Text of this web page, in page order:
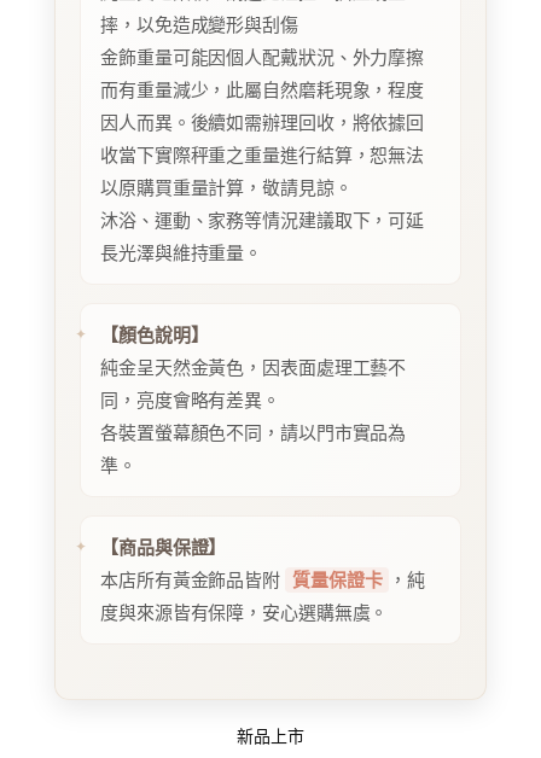
摔，以免造成變形與刮傷
金飾重量可能因個人配戴狀況、外力摩擦
而有重量減少，此屬自然磨耗現象，程度
因人而異。後續如需辦理回收，將依據回
收當下實際秤重之重量進行結算，恕無法
以原購買重量計算，敬請見諒。
沐浴、運動、家務等情況建議取下，可延
長光澤與維持重量。
【顏色說明】
純金呈天然金黃色，因表面處理工藝不
同，亮度會略有差異。
各裝置螢幕顏色不同，請以門市實品為
準。
【商品與保證】
本店所有黃金飾品皆附 質量保證卡
，純
度與來源皆有保障，安心選購無虞。
新品上市